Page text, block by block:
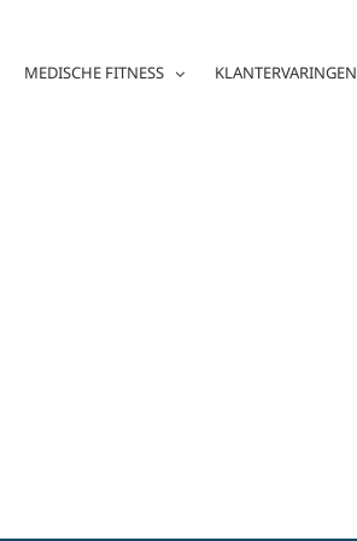
MEDISCHE FITNESS KLANTERVARINGEN